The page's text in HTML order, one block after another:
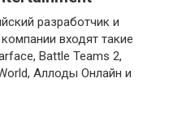
разработчик и
входят такие
Battle Teams 2,
Аллоды Онлайн и